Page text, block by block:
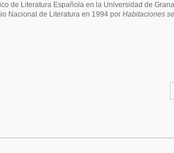
de Literatura Española en la Universidad de
Nacional de Literatura en 1994 por Habitaciones